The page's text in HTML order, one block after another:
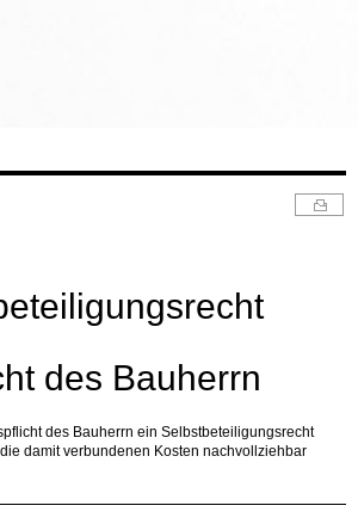
des Bauherrn
des Bauherrn ein Selbstbeteiligungsrecht
damit verbundenen Kosten nachvollziehbar